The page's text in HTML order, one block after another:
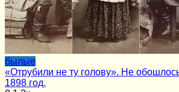
былые
«Отрубили не ту голову». Не
1898 год.